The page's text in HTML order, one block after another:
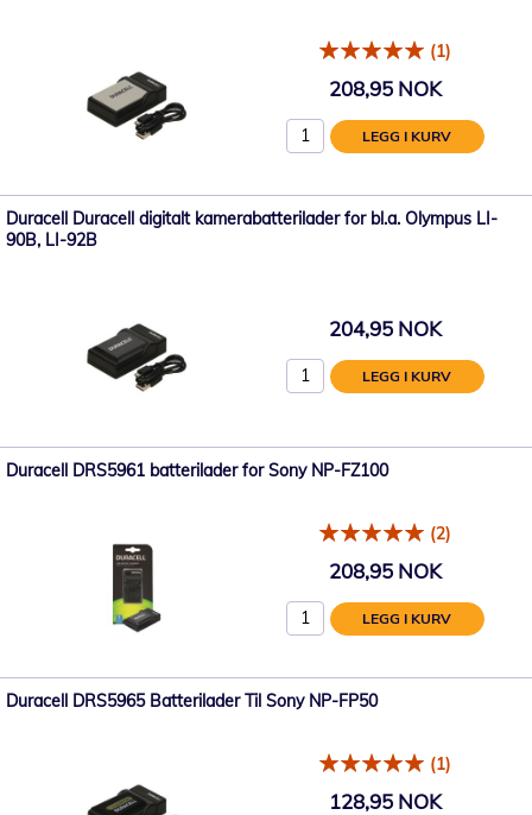
(1)
208,95 NOK
LEGG I KURV
Duracell Duracell digitalt kamerabatterilader for bl.a. Olympus LI-
90B, LI-92B
204,95 NOK
LEGG I KURV
Duracell DRS5961 batterilader for Sony NP-FZ100
(2)
208,95 NOK
LEGG I KURV
Duracell DRS5965 Batterilader Til Sony NP-FP50
(1)
128,95 NOK